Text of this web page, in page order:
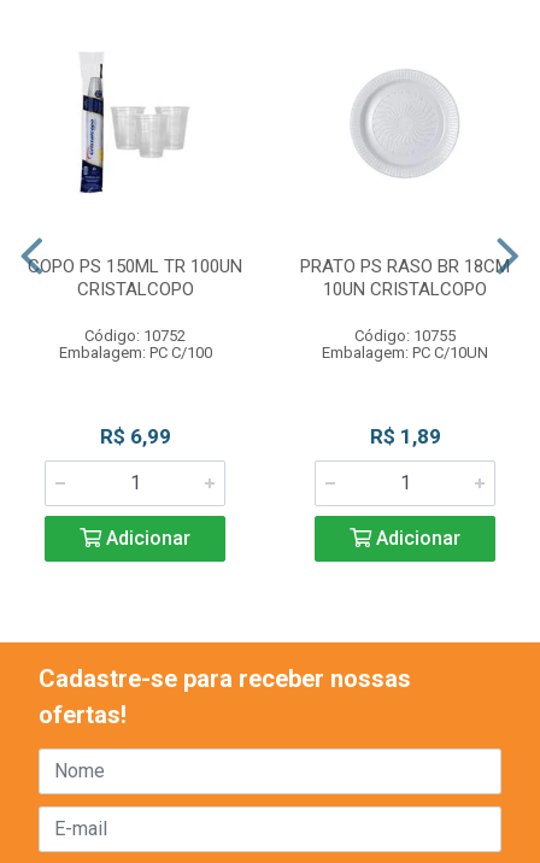
COPO PS 150ML TR 100UN
CRISTALCOPO
Código: 10752
Embalagem: PC C/100
R$ 6,99
Adicionar
PRATO PS RASO BR 18CM
10UN CRISTALCOPO
Código: 10755
Embalagem: PC C/10UN
R$ 1,89
Adicionar
Cadastre-se para receber nossas
ofertas!